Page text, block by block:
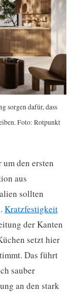
sorgen dafür, dass
Foto: Rotpunkt
den ersten
aus
sollten
Kratzfestigkeit
der Kanten
setzt hier
Das führt
sauber
an den stark